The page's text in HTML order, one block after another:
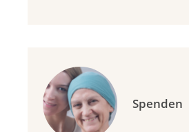
Spenden